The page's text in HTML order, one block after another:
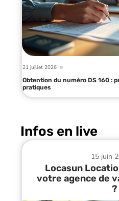
21 juillet 2026
Obtention du numéro DS 160 :
pratiques
Infos en live
15 juin
Locasun
votre agence de
?